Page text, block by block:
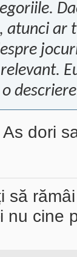
atunci ar
dori
să
nu cine